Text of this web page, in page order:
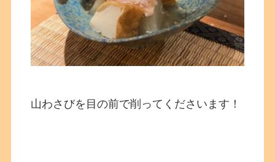
山わさびを目の前で削ってくださいます！